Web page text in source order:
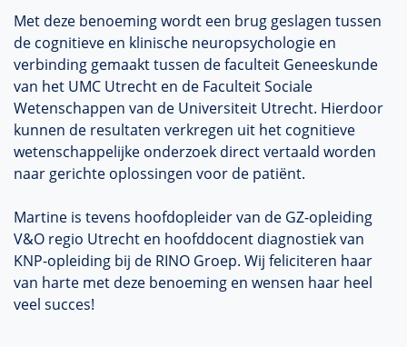
Met deze benoeming wordt een brug geslagen tussen
de cognitieve en klinische neuropsychologie en
verbinding gemaakt tussen de faculteit Geneeskunde
van het UMC Utrecht en de Faculteit Sociale
Wetenschappen van de Universiteit Utrecht. Hierdoor
kunnen de resultaten verkregen uit het cognitieve
wetenschappelijke onderzoek direct vertaald worden
naar gerichte oplossingen voor de patiënt.
Martine is tevens hoofdopleider van de GZ-opleiding
V&O regio Utrecht en hoofddocent diagnostiek van
KNP-opleiding bij de RINO Groep. Wij feliciteren haar
van harte met deze benoeming en wensen haar heel
veel succes!